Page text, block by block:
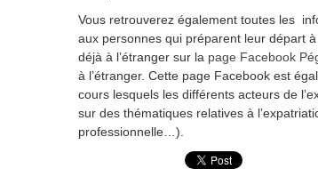
Vous retrouverez également toutes les
aux personnes qui préparent leur départ
déjà à l’étranger sur la page Facebook
à l’étranger. Cette page Facebook est
cours lesquels les différents acteurs de
sur des thématiques relatives à
professionnelle…).